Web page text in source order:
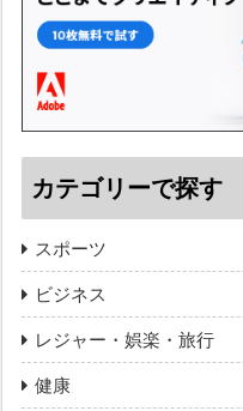
カテゴリーで探す
スポーツ
ビジネス
レジャー・娯楽・旅行
健康